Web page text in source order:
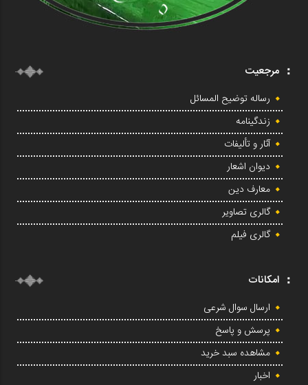
مرجعیت
رساله توضیح المسائل
زندگینامه
آثار و تألیفات
دیوان اشعار
معارف دین
گالری تصاویر
گالری فیلم
امکانات
ارسال سوال شرعی
پرسش و پاسخ
مشاهده سبد خرید
اخبار